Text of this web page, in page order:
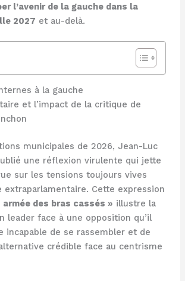
l’avenir de la gauche dans la
2027 et au-delà.
à la gauche
et l’impact de la critique de
municipales de 2026, Jean-Luc
une réflexion virulente qui jette
sur les tensions toujours vives
extraparlamentaire. Cette expression
armée des bras cassés » illustre la
leader face à une opposition qu’il
incapable de se rassembler et de
crédible face au centrisme